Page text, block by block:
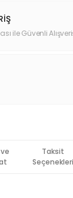
ile Güvenli
Taksit
Seçenekleri